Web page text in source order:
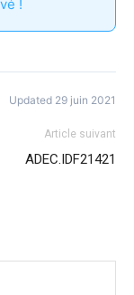
!
Updated 29 juin 2021
Article suivant
ADEC.IDF21421